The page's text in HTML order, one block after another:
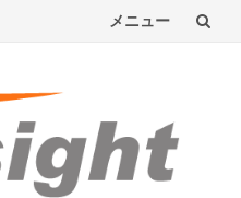
メニュー